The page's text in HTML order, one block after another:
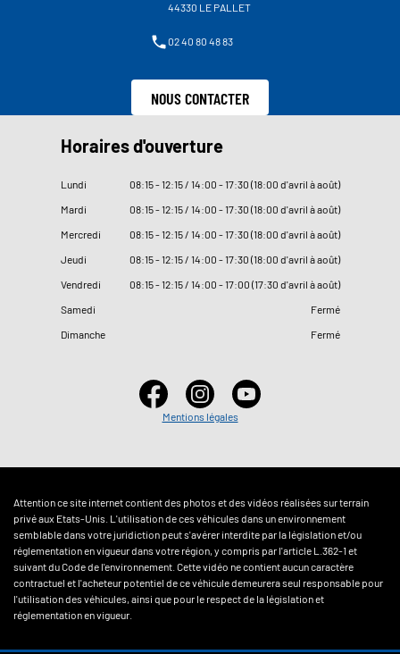
44330 LE PALLET
02 40 80 48 83
NOUS CONTACTER
Horaires d'ouverture
Lundi 08:15 - 12:15 / 14:00 - 17:30 (18:00 d'avril à août)
Mardi
08:15 - 12:15 / 14:00 - 17:30 (18:00 d'avril à août)
Mercredi
08:15 - 12:15 / 14:00 - 17:30 (18:00 d'avril à août)
Jeudi
08:15 - 12:15 / 14:00 - 17:30 (18:00 d'avril à août)
Vendredi
08:15 - 12:15 / 14:00 - 17:00 (17:30 d'avril à août)
Samedi
Fermé
Dimanche
Fermé
Mentions légales
Attention ce site internet contient des photos et des vidéos réalisées sur terrain
privé aux Etats-Unis. L'utilisation de ces véhicules dans un environnement
semblable dans votre juridiction peut s'avérer interdite par la législation et/ou
réglementation en vigueur dans votre région, y compris par l'article L.362-1 et
suivant du Code de l'environnement. Cette vidéo ne contient aucun caractère
contractuel et l'acheteur potentiel de ce véhicule demeurera seul responsable pour
l'utilisation des véhicules, ainsi que pour le respect de la législation et
réglementation en vigueur.